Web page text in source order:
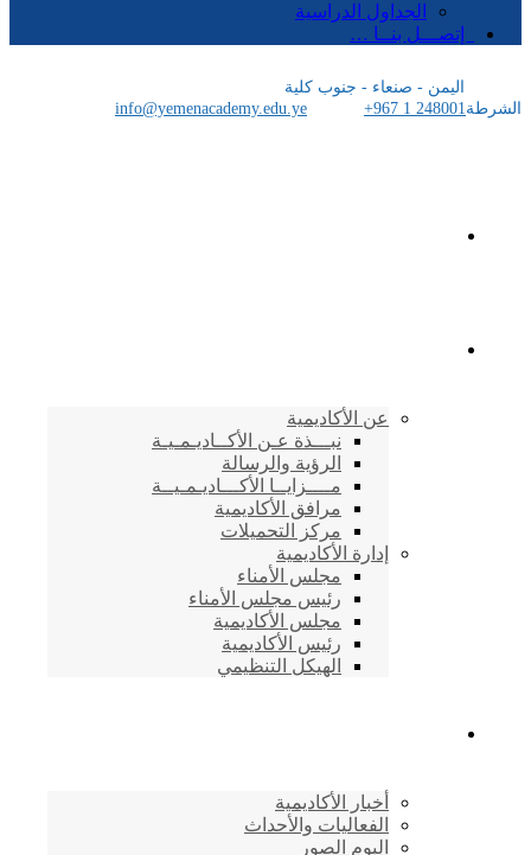
الجداول الدراسية
إتصـــل بنــا …
اليمن - صنعاء - جنوب كلية
الشرطة
info@yemenacademy.edu.ye +967 1 248001
عن الأكاديمية
نبـــذة عـن الأكــاديـمـيـة
الرؤية والرسالة
مــــزايــا الأكـــاديـمـيــة
مرافق الأكاديمية
مركز التحميلات
إدارة الأكاديمية
مجلس الأمناء
رئيس مجلس الأمناء
مجلس الأكاديمية
رئيس الأكاديمية
الهيكل التنظيمي
أخبار الأكاديمية
الفعاليات والأحداث
البوم الصور